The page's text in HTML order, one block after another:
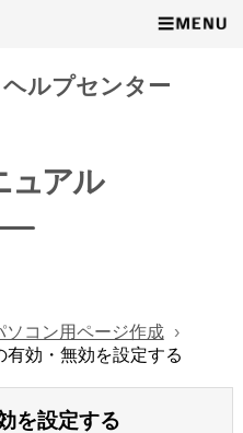
ヘルプセンター
ュアル
ソコン用ページ作成
有効・無効を設定する
を設定する